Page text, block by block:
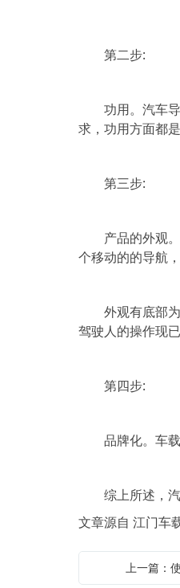
第二步:
功用。汽车导
求，功用方面都
第三步:
产品的外观。
个移动的的导航
外观有底部为
驾驶人的操作现已
第四步:
品牌化。车载
综上所述，汽
文章源自 江门车
上一篇：